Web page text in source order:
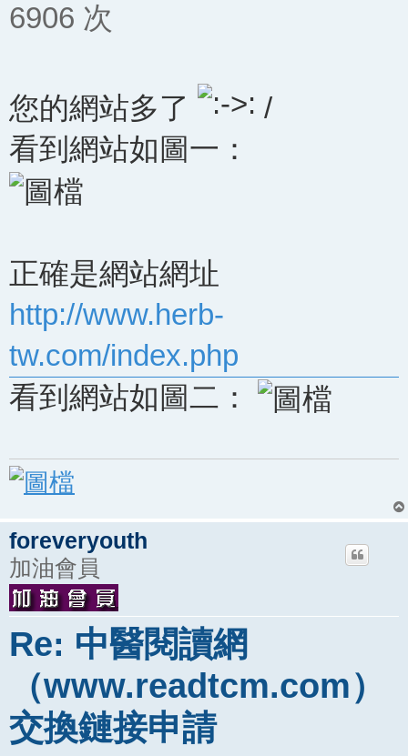
6906 次
您的網站多了
/
看到網站如圖一：
正確是網站網址
http://www.herb-
tw.com/index.php
看到網站如圖二：
foreveryouth
加油會員
Re: 中醫閱讀網
（www.readtcm.com）
交換鏈接申請